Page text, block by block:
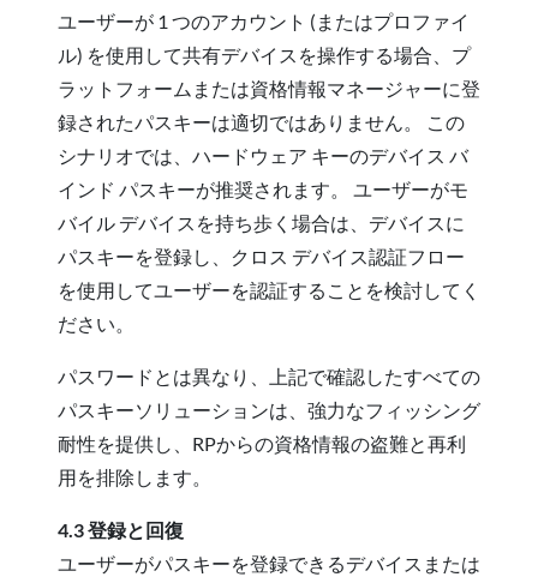
ユーザーが 1 つのアカウント (またはプロファイ
ル) を使用して共有デバイスを操作する場合、プ
ラットフォームまたは資格情報マネージャーに登
録されたパスキーは適切ではありません。 この
シナリオでは、ハードウェア キーのデバイス バ
インド パスキーが推奨されます。 ユーザーがモ
バイル デバイスを持ち歩く場合は、デバイスに
パスキーを登録し、クロス デバイス認証フロー
を使用してユーザーを認証することを検討してく
ださい。
パスワードとは異なり、上記で確認したすべての
パスキーソリューションは、強力なフィッシング
耐性を提供し、RPからの資格情報の盗難と再利
用を排除します。
4.3 登録と回復
ユーザーがパスキーを登録できるデバイスまたは